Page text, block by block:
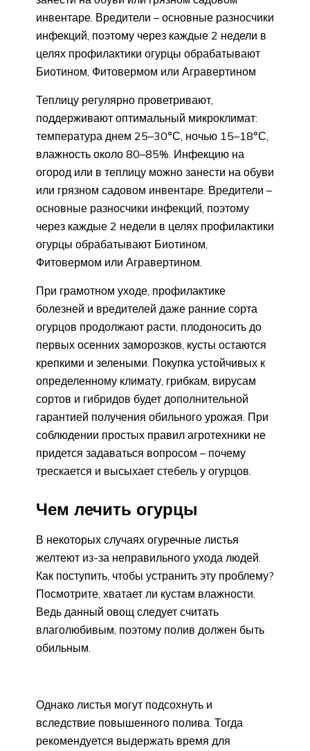
инвентаре. Вредители – основные разносчики
инфекций, поэтому через каждые 2 недели в
целях профилактики огурцы обрабатывают
Биотином, Фитовермом или Агравертином
Теплицу регулярно проветривают,
поддерживают оптимальный микроклимат:
температура днем 25–30°С, ночью 15–18°С,
влажность около 80–85%. Инфекцию на
огород или в теплицу можно занести на обуви
или грязном садовом инвентаре. Вредители –
основные разносчики инфекций, поэтому
через каждые 2 недели в целях профилактики
огурцы обрабатывают Биотином,
Фитовермом или Агравертином.
При грамотном уходе, профилактике
болезней и вредителей даже ранние сорта
огурцов продолжают расти, плодоносить до
первых осенних заморозков, кусты остаются
крепкими и зелеными. Покупка устойчивых к
определенному климату, грибкам, вирусам
сортов и гибридов будет дополнительной
гарантией получения обильного урожая. При
соблюдении простых правил агротехники не
придется задаваться вопросом – почему
трескается и высыхает стебель у огурцов.
Чем лечить огурцы
В некоторых случаях огуречные листья
желтеют из-за неправильного ухода людей.
Как поступить, чтобы устранить эту проблему?
Посмотрите, хватает ли кустам влажности.
Ведь данный овощ следует считать
влаголюбивым, поэтому полив должен быть
обильным.
Однако листья могут подсохнуть и
вследствие повышенного полива. Тогда
рекомендуется выдержать время для